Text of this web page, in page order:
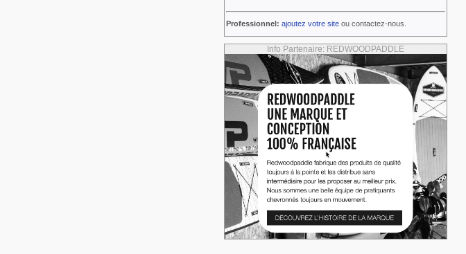
Professionnel: ajoutez votre siteou contactez-nous.
Info Partenaire: REDWOODPADDLE